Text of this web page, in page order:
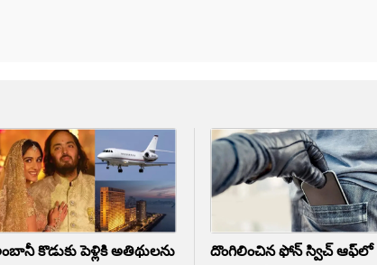
కొడుకు పెళ్లికి అతిథులను
దొంగిలించిన ఫోన్‌ స్విచ్ ఆఫ్‌లో